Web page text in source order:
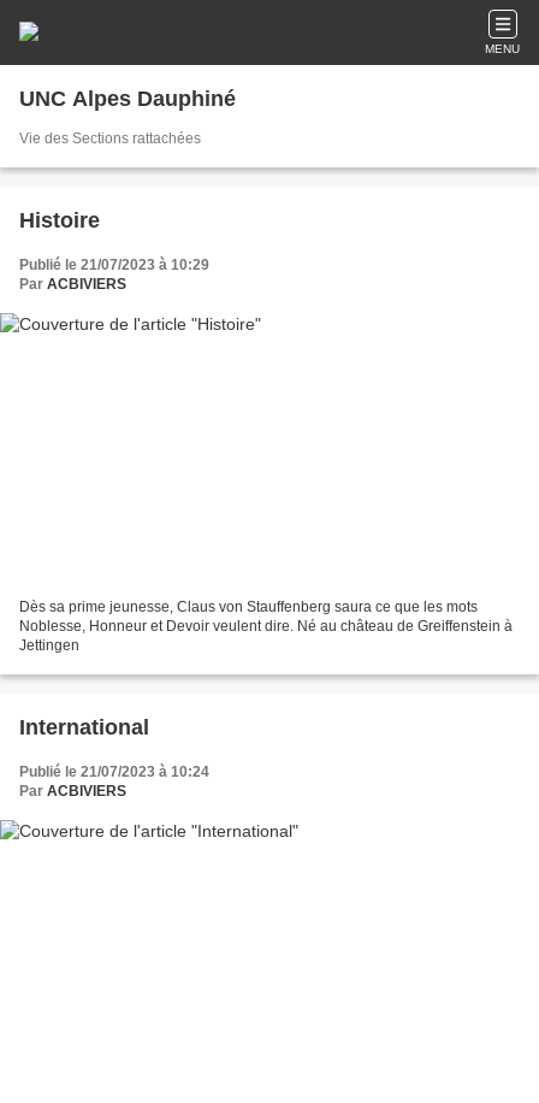
MENU
UNC Alpes Dauphiné
Vie des Sections rattachées
Histoire
Publié le 21/07/2023 à 10:29
Par ACBIVIERS
Dès sa prime jeunesse, Claus von Stauffenberg saura ce que les mots
Noblesse, Honneur et Devoir veulent dire. Né au château de Greiffenstein à
Jettingen
International
Publié le 21/07/2023 à 10:24
Par ACBIVIERS